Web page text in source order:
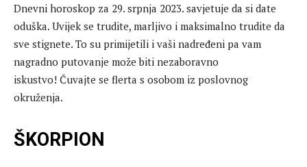
Dnevni horoskop za 29. srpnja 2023. savjetuje da si date
oduška. Uvijek se trudite, marljivo i maksimalno trudite da
sve stignete. To su primijetili i vaši nadređeni pa vam
nagradno putovanje može biti nezaboravno
iskustvo! Čuvajte se flerta s osobom iz poslovnog
okruženja.
ŠKORPION